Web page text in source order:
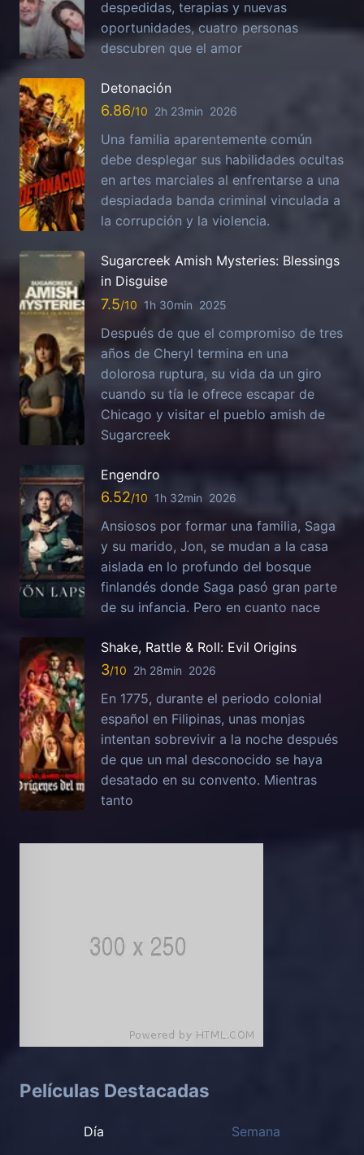
despedidas, terapias y nuevas
oportunidades, cuatro personas
descubren que el amor
Detonación
6.86 2h 23min 2026
Una familia aparentemente común
debe desplegar sus habilidades ocultas
en artes marciales al enfrentarse a una
despiadada banda criminal vinculada a
la corrupción y la violencia.
Sugarcreek Amish Mysteries: Blessings
in Disguise
7.5 1h 30min 2025
Después de que el compromiso de tres
años de Cheryl termina en una
dolorosa ruptura, su vida da un giro
cuando su tía le ofrece escapar de
Chicago y visitar el pueblo amish de
Sugarcreek
Engendro
6.52 1h 32min 2026
Ansiosos por formar una familia, Saga
y su marido, Jon, se mudan a la casa
aislada en lo profundo del bosque
finlandés donde Saga pasó gran parte
de su infancia. Pero en cuanto nace
Shake, Rattle & Roll: Evil Origins
3 2h 28min 2026
En 1775, durante el periodo colonial
español en Filipinas, unas monjas
intentan sobrevivir a la noche después
de que un mal desconocido se haya
desatado en su convento. Mientras
tanto
Películas Destacadas
Día Semana